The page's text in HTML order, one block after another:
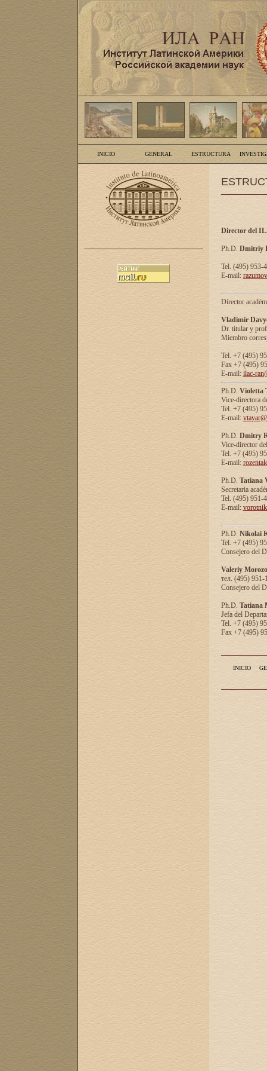
INICIO GENERAL ESTRUCTURA
Director del
Ph.D. Dmitriy
Tel. (495) 953-
E-mail:
Director
Vladimir
Dr. titular y
Miembro
Tel. +7 (495)
Fax +7 (495)
E-mail: ilac-
Ph.D. Violetta
Vice-directora
Tel. +7 (495)
E-mail:
Ph.D. Dmitry
Vice-director
Tel. +7 (495)
E-mail:
Ph.D. Tatiana
Secretaria
Tel. (495) 951-
E-mail:
Ph.D. Nikolai
Tel. +7 (495)
Consejero del
Valeriy
тел. (495) 951-
Consejero del
Ph.D. Tatiana
Jefa del
Tel. +7 (495)
Fax +7 (495)
INICIO